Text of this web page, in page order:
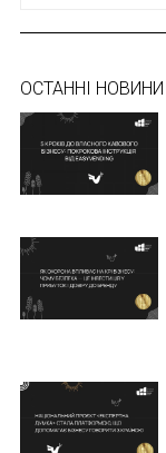
ОСТАННІ НОВИНИ